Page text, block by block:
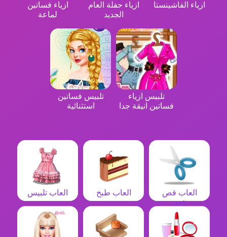
ازياء الفاشينستا
ازياء حفلة العام
الجديد
ازياء فساتين
لماعة
تلبيس ازياء
فساتين انيقة جدا
تلبيس فساتين
استثنائية
العاب قص
شعر
العاب طبخ العاب تلبيس